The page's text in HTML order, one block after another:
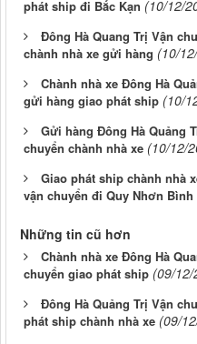
phát ship đi Bắc Kạn (10/12/
Đông Hà Quang Trị Vận
chành nhà xe gửi hàng (10/
Chành nhà xe Đông Hà
gửi hàng giao phát ship (10/
Gửi hàng Đông Hà Quảng
chuyển chành nhà xe (10/12/
Giao phát ship chành nhà
vận chuyển đi Quy Nhơn
Những tin cũ hơn
Chành nhà xe Đông Hà
chuyển giao phát ship (09/12/
Đông Hà Quảng Trị Vận
phát ship chành nhà xe (09/